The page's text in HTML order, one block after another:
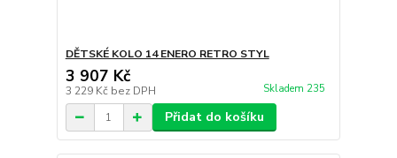
DĚTSKÉ KOLO 14 ENERO RETRO STYL
3 907 Kč
3 229 Kč bez DPH Skladem 235
Přidat do košíku